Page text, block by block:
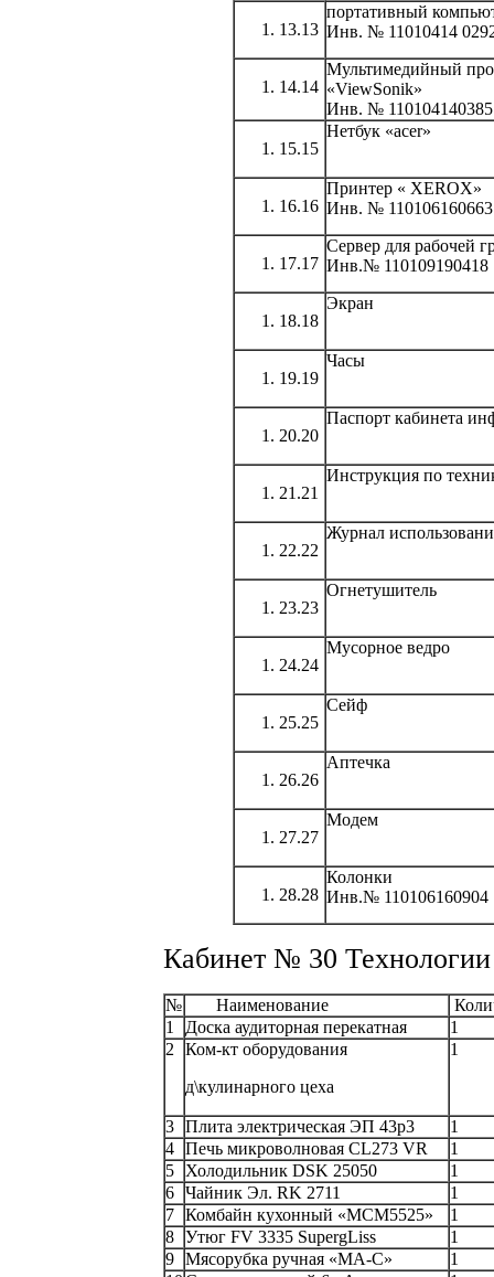
13.13
портативный
Инв. № 11010414
14.14
Мультимедийный
«ViewSonik»
Инв. № 110104140385
15.15
Нетбук «acer»
16.16
Принтер « XEROX»
Инв. № 110106160663
17.17
Сервер для рабочей
Инв.№ 110109190418
18.18
Экран
19.19
Часы
20.20
Паспорт кабинета
21.21
Инструкция по
22.22
Журнал
23.23
Огнетушитель
24.24
Мусорное ведро
25.25
Сейф
26.26
Аптечка
27.27
Модем
28.28
Колонки
Инв.№ 110106160904
Кабинет № 30 Технологии
№ Наименование
1
Доска аудиторная перекатная
1
2
Ком-кт оборудования
д\кулинарного цеха
1
3 Плита электрическая ЭП 43р3
1
4 Печь микроволновая CL273 VR
1
5
Холодильник DSK 25050
1
6 Чайник Эл. RK 2711
1
7 Комбайн кухонный «МСМ5525»
1
8 Утюг FV 3335 SupergLiss
1
9 Мясорубка ручная «МА-С»
1